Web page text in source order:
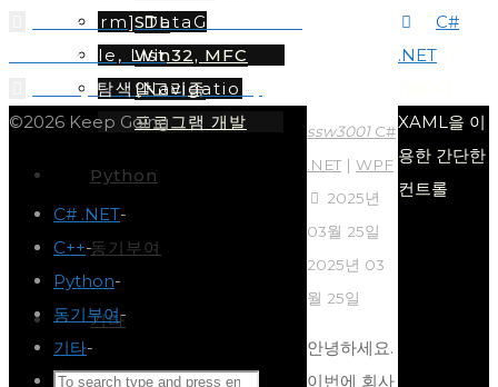
STL
Win32, MFC
알고리즘
프로그램 개발
Python
동기부여
기타
Home
C#
.NET
XAML을 이
용한 간단한
컨트롤
[WinForm] DataGridView –
DataTable, List
[WPF] 탐색(Navigation)
ssw3001 C#
.NET | WPF
2025년
03월 25일
2025년 03
월 25일
안녕하세요.
이번에 회사
©2026 Keep Going
C# .NET-
C++-
Python-
동기부여-
기타-
Search